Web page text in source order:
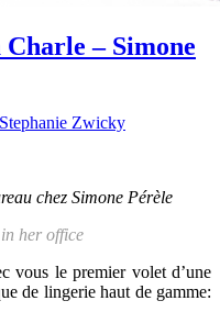
– Simone
Stephanie Zwicky
chez Simone Pérèle
her office
vous le premier volet d’une
de lingerie haut de gamme: